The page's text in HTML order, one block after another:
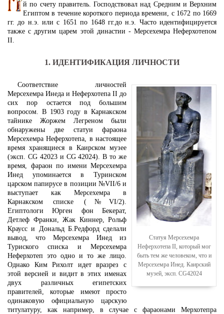
й по счету правитель. Господствовал над Средним и Верхним
Египтом в течение короткого периода времени, с 1672 по 1669
гг. до н.э. или с 1651 по 1648 гг.до н.э. Часто идентифицируется
также с другим царем этой династии - Мерсехемра Неферхотепом
II.
1. ИДЕНТИФИКАЦИЯ ЛИЧНОСТИ
Статуя Мерсехемра
Неферхотепа II, который мог
быть тем же человеком, что и
Мерсехемра Инед. Каирский
музей, эксп. CG42024
Соответствие личностей
Мерсехемра Инеда и Неферхотепа II до
сих пор остается под большим
вопросом. В 1903 году в Карнакском
тайнике Жоржем Легреном были
обнаружены две статуи фараона
Мерсехемра Неферхотепа, в настоящее
время хранящиеся в Каирском музее
(эксп. CG 42023 и CG 42024). В то же
время, фараон по имени Мерсехемра
Инед упоминается в Туринском
царском папирусе в позиции №VII/6 и
выступает как Мерсехемра в
Карнакском списке (№VI/2).
Египтологи Юрген фон Бекерат,
Детлеф Франки, Жак Киннер, Рольф
Краусс и Дональд Б.Редфорд сделали
вывод, что Мерсехемра Инед из
Туриского списка и Мерсехемра
Неферхотеп это одно и то же лицо.
Однако Ким Рихолт идет вразрез с
этой версией и видит в этих именах
двух различных египетских
правителей, которые имеют просто
одинаковую официальную царскую
титулатуру, как например, в случае с фараонами Мерхотепра